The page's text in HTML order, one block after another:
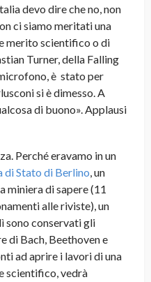
devo dire che no, non
ci siamo meritati una
merito scientifico o di
Turner, della Falling
è stato per
si è dimesso. A
di buono». Applausi
Perché eravamo in un
di Stato di Berlino, un
miniera di sapere (11
alle riviste), un
sono conservati gli
di Bach, Beethoven e
ad aprire i lavori di una
scientifico, vedrà